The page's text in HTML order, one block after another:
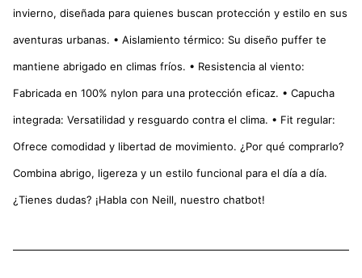
invierno, diseñada para quienes buscan protección y estilo en sus
aventuras urbanas. • Aislamiento térmico: Su diseño puffer te
mantiene abrigado en climas fríos. • Resistencia al viento:
Fabricada en 100% nylon para una protección eficaz. • Capucha
integrada: Versatilidad y resguardo contra el clima. • Fit regular:
Ofrece comodidad y libertad de movimiento. ¿Por qué comprarlo?
Combina abrigo, ligereza y un estilo funcional para el día a día.
¿Tienes dudas? ¡Habla con Neill, nuestro chatbot!